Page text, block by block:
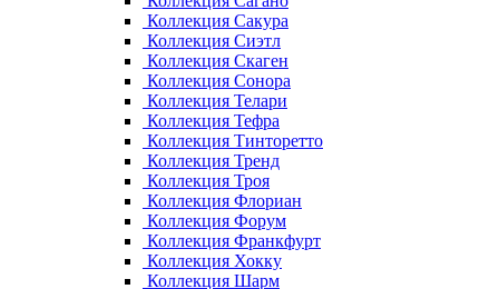
Коллекция Сакура
Коллекция Сиэтл
Коллекция Скаген
Коллекция Сонора
Коллекция Телари
Коллекция Тефра
Коллекция Тинторетто
Коллекция Тренд
Коллекция Троя
Коллекция Флориан
Коллекция Форум
Коллекция Франкфурт
Коллекция Хокку
Коллекция Шарм